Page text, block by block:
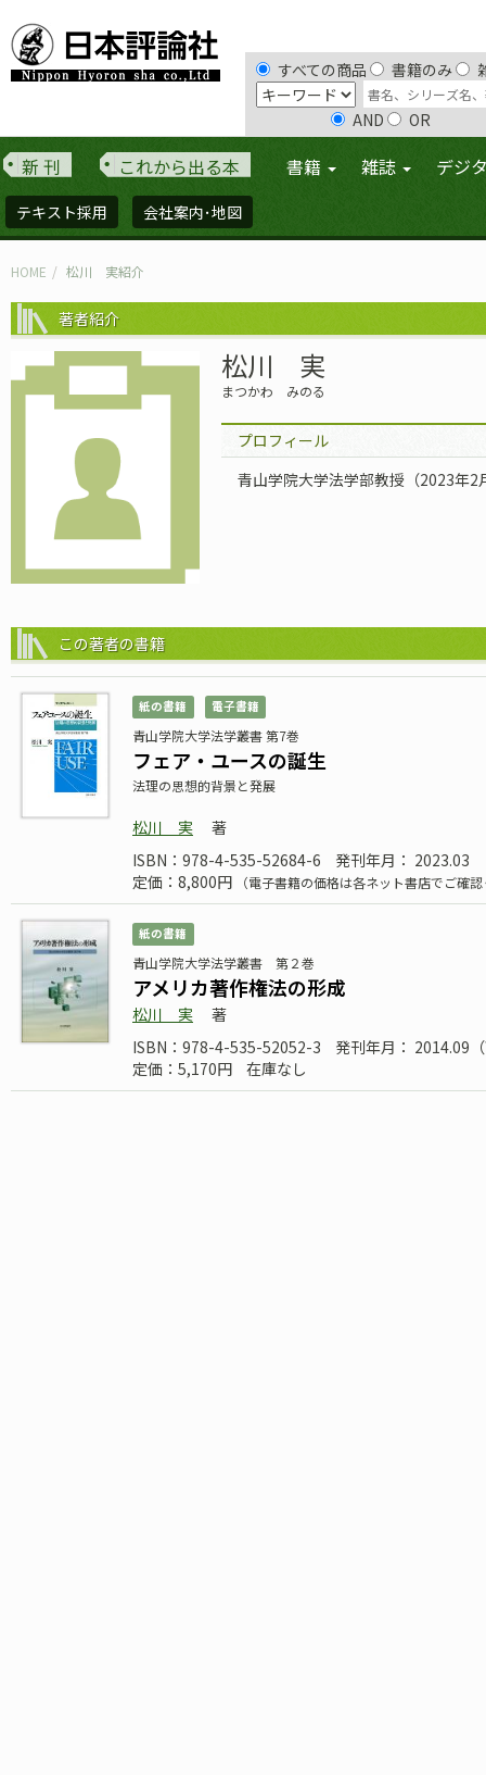
すべての商品 書籍のみ
AND OR
新 刊 これから出る本 書籍 雑誌 デジ
テキスト採用 会社案内･地図
HOME 松川 実紹介
著者紹介
松川 実
まつかわ みのる
プロフィール
青山学院大学法学部教授（2023年2
この著者の書籍
紙の書籍 電子書籍
青山学院大学法学叢書 第7巻
フェア・ユースの誕生
法理の思想的背景と発展
松川 実
著
ISBN：978-4-535-52684-6
発刊年月： 2023.03
定価：8,800円
（電子書籍の価格は各ネット書店でご確
紙の書籍
青山学院大学法学叢書 第２巻
アメリカ著作権法の形成
松川 実
著
ISBN：978-4-535-52052-3
発刊年月： 2014.09
定価：5,170円
在庫なし